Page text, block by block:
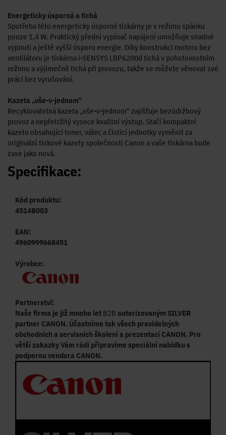
Energeticky úsporná a tichá
Spotřeba této energeticky úsporné tiskárny je v režimu spánku
pouze 1,4 W. Praktický přední vypínač napájení umožňuje snadné
vypnutí a ještě vyšší úsporu energie. Díky konstrukci motoru bez
ventilátoru je tiskárna i-SENSYS LBP6200d tichá v pohotovostním
režimu a výjimečně tichá při provozu, takže se můžete věnovat své
práci bez vyrušování.
Kazeta „vše-v-jednom“
Recyklovatelná kazeta „vše-v-jednom“ zajišťuje bezúdržbový
provoz a nepřetržitý vysoce kvalitní výstup. Stačí kompaktní
kazetu obsahující toner, válec a čisticí jednotky vyměnit za
originální tiskové kazety společnosti Canon a vaše tiskárna bude
zase jako nová.
Specifikace:
Kód produktu:
4514B003
EAN:
4960999668451
Výrobce:
Partnerství:
Naše firma je již mnoho let B2B autorizovaným SILVER
partner CANON. Účastníme tak všech pravidelných
obchodních a servisních školení a prezentací CANON. Pro
větší zakazky Vám rádi připravíme speciální nabídku s
podporou vendora CANON.